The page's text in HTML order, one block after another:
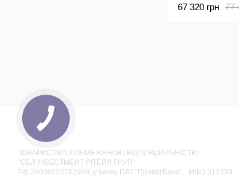
77
67 320 грн
ТОВАРИСТВО З ОБМЕЖЕНОЮ ВІДПОВІДАЛЬНІСТЮ:
"СБЛ ІНВЕСТМЕНТ РІТЕЙЛ ГРУП"
Р/р 26006055762969, у банку ПАТ "ПриватБанк", МФО 313399.,